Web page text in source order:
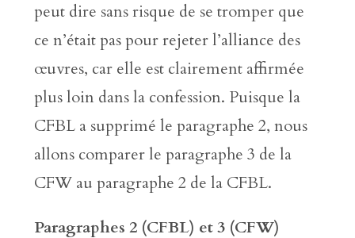
peut dire sans risque de se tromper que
ce n’était pas pour rejeter l’alliance des
œuvres, car elle est clairement affirmée
plus loin dans la confession. Puisque la
CFBL a supprimé le paragraphe 2, nous
allons comparer le paragraphe 3 de la
CFW au paragraphe 2 de la CFBL.
Paragraphes 2 (CFBL) et 3 (CFW)